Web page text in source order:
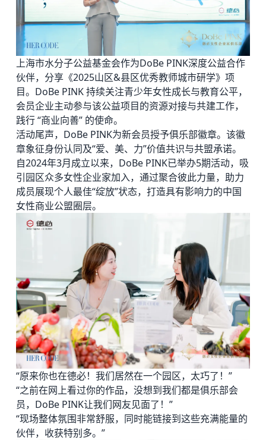
上海市水分子公益基金会作为DoBe PINK深度公益合作
伙伴，分享《2025山区&县区优秀教师城市研学》项
目。DoBe PINK 持续关注青少年女性成长与教育公平，
会员企业主动参与该公益项目的资源对接与共建工作，
践行 “商业向善” 的使命。
活动尾声，DoBe PINK为新会员授予俱乐部徽章。该徽
章象征身份认同及“爱、美、力”价值共识与共盟承诺。
自2024年3月成立以来，DoBe PINK已举办5期活动，吸
引园区众多女性企业家加入，通过聚合彼此力量，助力
成员展现个人最佳“绽放”状态，打造具有影响力的中国
女性商业公盟圈层。
“原来你也在德必！我们居然在一个园区，太巧了！”
“之前在网上看过你的作品，没想到我们都是俱乐部会
员，DoBe PINK让我们网友见面了！”
“现场整体氛围非常舒服，同时能链接到这些充满能量的
伙伴，收获特别多。”